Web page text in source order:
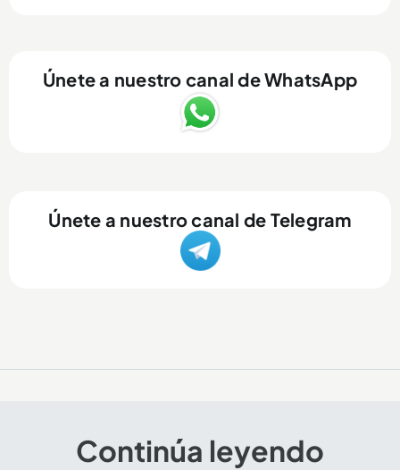
Únete a nuestro canal de WhatsApp
Únete a nuestro canal de Telegram
Continúa leyendo